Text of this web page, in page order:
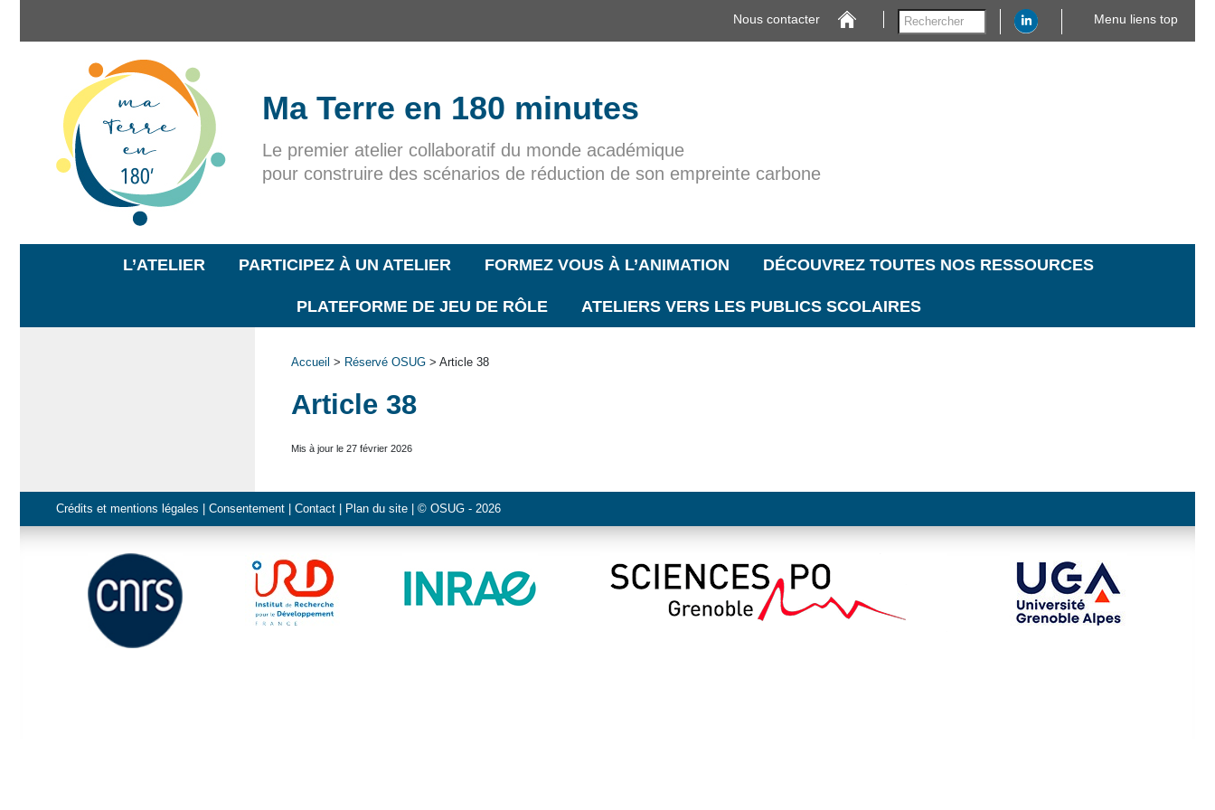
Nous contacter Menu liens top
Ma Terre en 180 minutes
Le premier atelier collaboratif du monde académique
pour construire des scénarios de réduction de son empreinte carbone
L’ATELIER PARTICIPEZ À UN ATELIER FORMEZ VOUS À L’ANIMATION DÉCOUVREZ TOUTES NOS RESSOURCES
PLATEFORME DE JEU DE RÔLE ATELIERS VERS LES PUBLICS SCOLAIRES
Accueil > Réservé OSUG > Article 38
Article 38
Mis à jour le 27 février 2026
Crédits et mentions légales Consentement Contact Plan du site | © OSUG - 2026